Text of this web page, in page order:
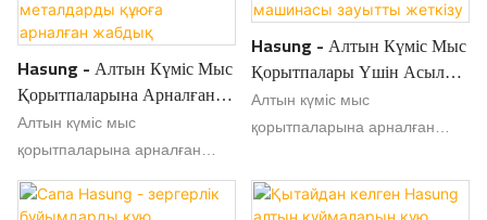
пішін мен айқын өрнектерді
қамтамасыз етеді.
Hasung - Алтын Күміс Мыс
Қорытпаларына Арналған
Hasung Металл Түйіршіктеу
Машинасы Бағалы
Металдарды Құюға
Арналған Жабдық
Алтын күміс мыс
қорытпаларына арналған
Hasung металл түйіршіктеу
машинасы жоғары деңгейлі
Hasung - Алтын Күміс Мыс
Қорытпалары Үшін Асыл
Металды Құюға Арналған 6
Кг Күміс Түйіршіктеу
Алтын күміс мыс
қорытпаларына арналған
түйіршіктеу машинасының
листингінен кейін, оның